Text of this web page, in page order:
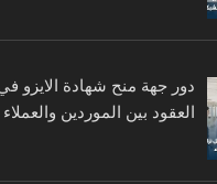
دور جهة منح شهادة الايزو
العقود بين الموردين والعملاء